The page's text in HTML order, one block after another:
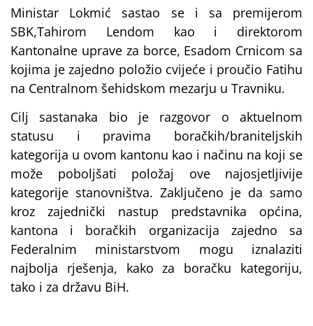
Ministar Lokmić sastao se i sa premijerom
SBK,Tahirom Lendom kao i direktorom
Kantonalne uprave za borce, Esadom Crnicom sa
kojima je zajedno položio cvijeće i proučio Fatihu
na Centralnom šehidskom mezarju u Travniku.
Cilj sastanaka bio je razgovor o aktuelnom
statusu i pravima boračkih/braniteljskih
kategorija u ovom kantonu kao i načinu na koji se
može poboljšati položaj ove najosjetljivije
kategorije stanovništva. Zaključeno je da samo
kroz zajednički nastup predstavnika općina,
kantona i boračkih organizacija zajedno sa
Federalnim ministarstvom mogu iznalaziti
najbolja rješenja, kako za boračku kategoriju,
tako i za državu BiH.